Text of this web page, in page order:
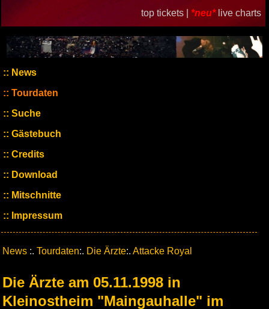
top tickets | *neu* live charts
News
Tourdaten
Suche
Gästebuch
Credits
Download
Mitschnitte
Impressum
News :. Tourdaten:. Die Ärzte:. Attacke Royal
Die Ärzte am 05.11.1998 in
Kleinostheim "Maingauhalle" im